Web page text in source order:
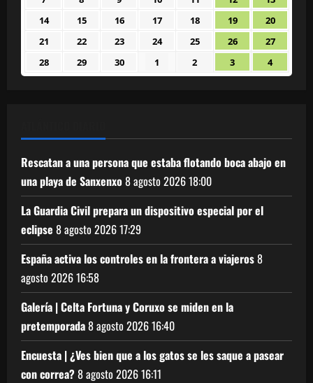
2026 2026 2026 2026
2026
2026
2026
septiembreseptiembre
2026
septiembre
2026
2026
14 15 16 17
septiembre
18
septiembre
2026
19
septiembre
2026
20
2026
21 22 23 24
septiembre
25
septiembre
2026
26
septiembre
2026
27
2026
28
septiembre
29
septiembre
30
septiembre
1
octubre
2
octubre
3
octubre
4
octubre
Rescatan a una persona que estaba flotando boca abajo en
una playa de Sanxenxo8 agosto 202618:00
La Guardia Civil prepara un dispositivo especial por el
eclipse 8 agosto 202617:29
España activa los controles en la frontera a viajeros8
agosto 202616:58
Galería | Celta Fortuna y Coruxo se miden en la
pretemporada8 agosto 202616:40
Encuesta | ¿Ves bien que a los gatos se les saque a pasear
con correa?8 agosto 202616:11